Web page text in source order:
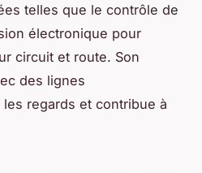
telles que le contrôle de
électronique pour
circuit et route. Son
des lignes
regards et contribue à